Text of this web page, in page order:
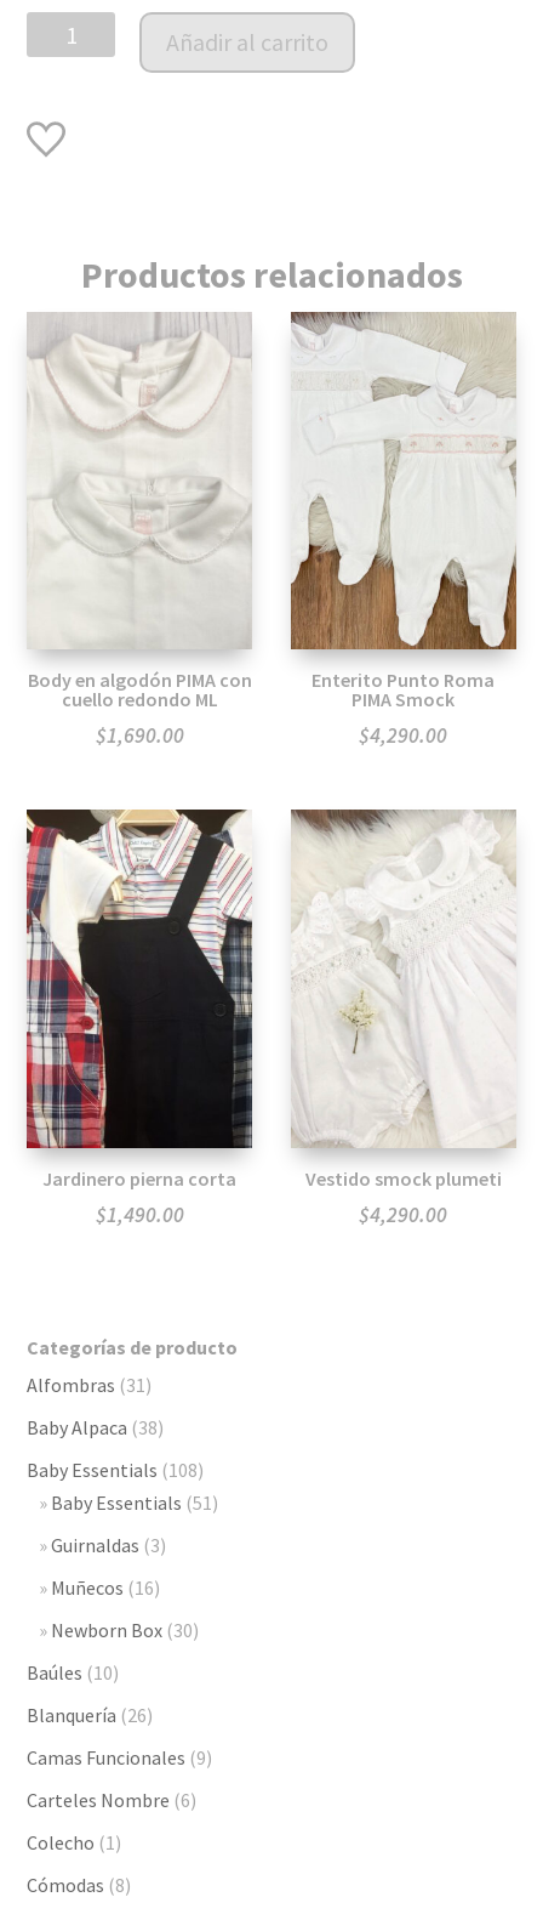
Enterito
Bunny
Añadir al carrito
Productos relacionados
Body en algodón PIMA con
cuello redondo ML
$1,690.00
Enterito Punto Roma
PIMA Smock
$4,290.00
Jardinero pierna corta
$1,490.00
Vestido smock plumeti
$4,290.00
Categorías de producto
Alfombras (31)
Baby Alpaca (38)
Baby Essentials (108)
Baby Essentials (51)
Guirnaldas (3)
Muñecos (16)
Newborn Box (30)
Baúles (10)
Blanquería (26)
Camas Funcionales (9)
Carteles Nombre (6)
Colecho (1)
Cómodas (8)